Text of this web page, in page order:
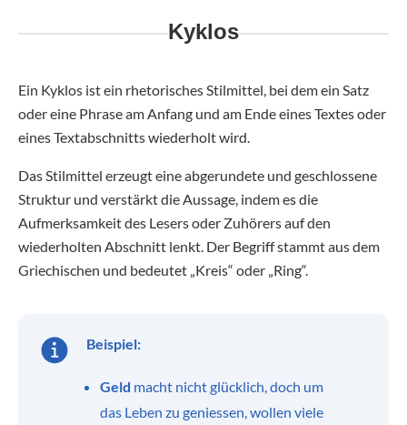
Kyklos
Ein Kyklos ist ein rhetorisches Stilmittel, bei dem ein Satz
oder eine Phrase am Anfang und am Ende eines Textes oder
eines Textabschnitts wiederholt wird.
Das Stilmittel erzeugt eine abgerundete und geschlossene
Struktur und verstärkt die Aussage, indem es die
Aufmerksamkeit des Lesers oder Zuhörers auf den
wiederholten Abschnitt lenkt. Der Begriff stammt aus dem
Griechischen und bedeutet „Kreis“ oder „Ring“.
Beispiel:
Geld macht nicht glücklich, doch um
das Leben zu geniessen, wollen viele